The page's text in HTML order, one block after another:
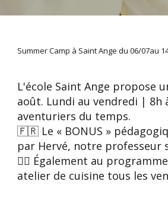
Summer Camp à Saint Ange du 06/07au
L'école Saint Ange propose
août. Lundi au vendredi | 8h
aventuriers du temps.
🇫🇷 Le « BONUS »
par Hervé, notre professeur
🤸‍♂️ Également au
atelier de cuisine tous les